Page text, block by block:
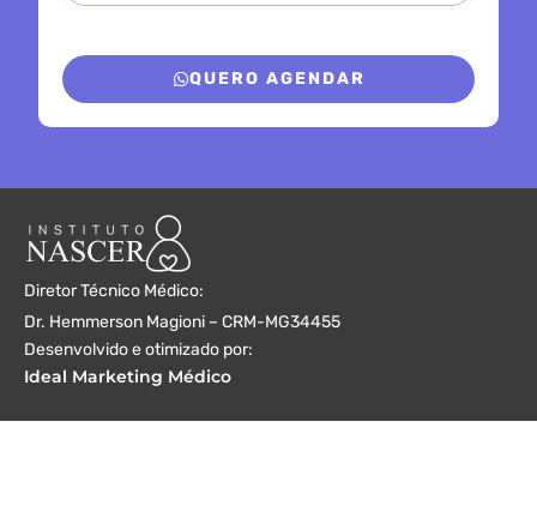
QUERO AGENDAR
Diretor Técnico Médico:
Dr. Hemmerson Magioni – CRM-MG34455
Desenvolvido e otimizado por:
Ideal Marketing Médico